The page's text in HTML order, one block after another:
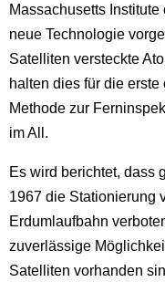
Massachusetts
neue Technologie
Satelliten versteckte
halten dies für die
Methode zur
im All.
Es wird berichtet, dass
1967 die Stationierung
Erdumlaufbahn
zuverlässige
Satelliten vorhanden